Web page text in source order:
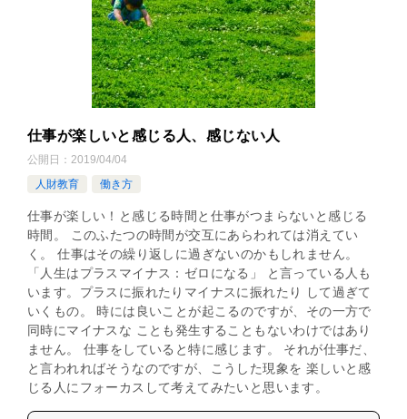
仕事が楽しいと感じる人、感じない人
公開日： 2019/04/04
人財教育
働き方
仕事が楽しい！と感じる時間と仕事がつまらないと感じる
時間。 このふたつの時間が交互にあらわれては消えてい
く。 仕事はその繰り返しに過ぎないのかもしれません。
「人生はプラスマイナス：ゼロになる」 と言っている人も
います。プラスに振れたりマイナスに振れたり して過ぎて
いくもの。 時には良いことが起こるのですが、その一方で
同時にマイナスな ことも発生することもないわけではあり
ません。 仕事をしていると特に感じます。 それが仕事だ、
と言われればそうなのですが、こうした現象を 楽しいと感
じる人にフォーカスして考えてみたいと思います。